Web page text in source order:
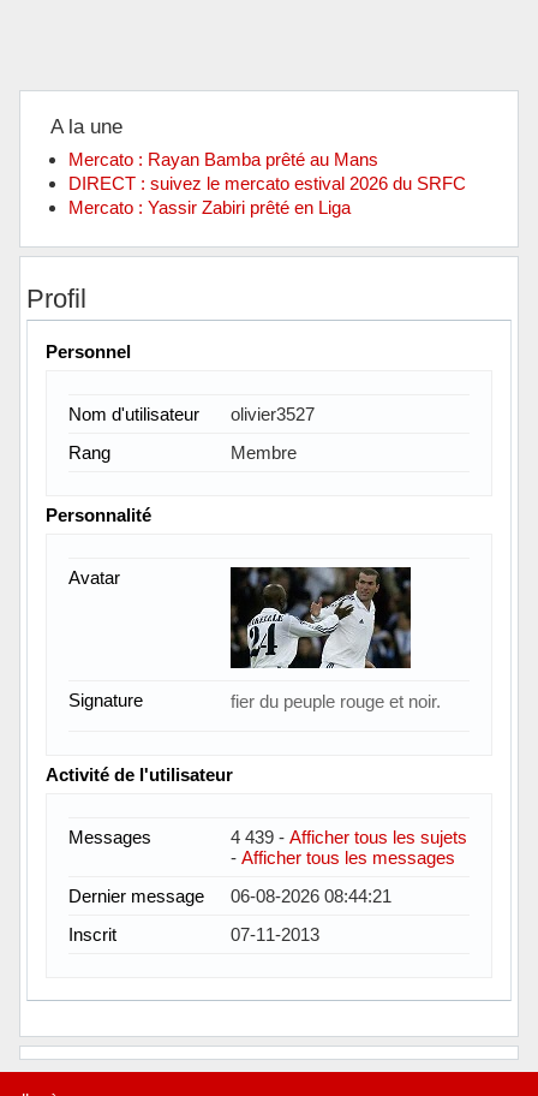
A la une
Mercato : Rayan Bamba prêté au Mans
DIRECT : suivez le mercato estival 2026 du SRFC
Mercato : Yassir Zabiri prêté en Liga
Profil
Personnel
Nom d'utilisateur
olivier3527
Rang
Membre
Personnalité
Avatar
Signature fier du peuple rouge et noir.
Activité de l'utilisateur
Messages 4 439 - Afficher tous les sujets
- Afficher tous les messages
Dernier message
06-08-2026 08:44:21
Inscrit
07-11-2013